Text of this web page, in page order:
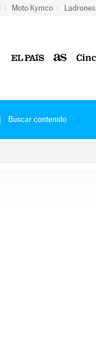
Moto Kymco Ladrones